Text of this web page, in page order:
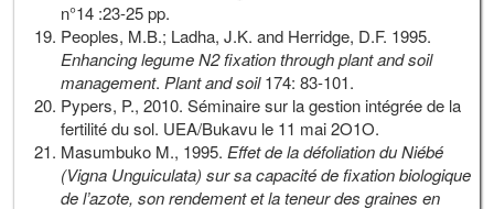
n°14 :23-25 pp.
Peoples, M.B.; Ladha, J.K. and Herridge, D.F. 1995.
Enhancing legume N2 fixation through plant and soil
management. Plant and soil174: 83-101.
Pypers, P., 2010. Séminaire sur la gestion intégrée de la
fertilité du sol. UEA/Bukavu le 11 mai 2O1O.
Masumbuko M., 1995. Effet de la défoliation du Niébé
(Vigna Unguiculata) sur sa capacité de fixation biologique
de l’azote, son rendement et la teneur des graines en